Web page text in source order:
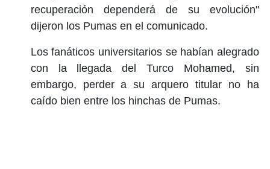
recuperación dependerá de su evolución"
dijeron los Pumas en el comunicado.
Los fanáticos universitarios se habían alegrado
con la llegada del Turco Mohamed, sin
embargo, perder a su arquero titular no ha
caído bien entre los hinchas de Pumas.